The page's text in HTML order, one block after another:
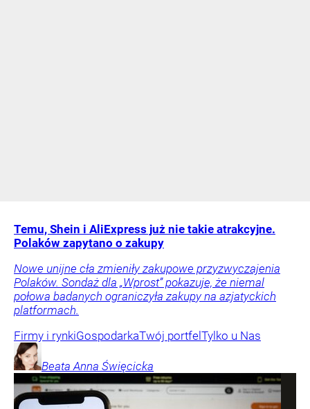
Temu, Shein i AliExpress już nie takie atrakcyjne.
Polaków zapytano o zakupy
Nowe unijne cła zmieniły zakupowe przyzwyczajenia
Polaków. Sondaż dla „Wprost” pokazuje, że niemal
połowa badanych ograniczyła zakupy na azjatyckich
platformach.
Firmy i rynkiGospodarkaTwój portfel Tylko u Nas
Beata Anna Święcicka